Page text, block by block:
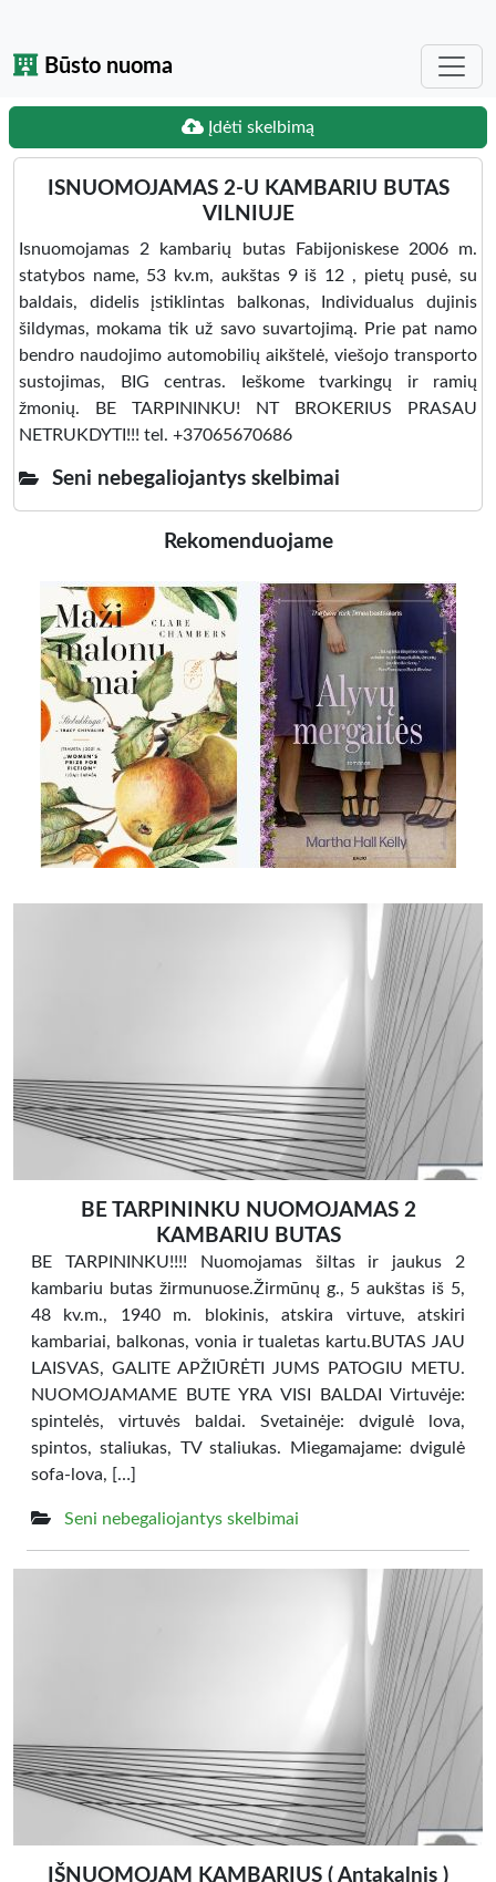
Būsto nuoma
Įdėti skelbimą
ISNUOMOJAMAS 2-U KAMBARIU BUTAS
VILNIUJE
Isnuomojamas 2 kambarių butas Fabijoniskese 2006 m.
statybos name, 53 kv.m, aukštas 9 iš 12 , pietų pusė, su
baldais, didelis įstiklintas balkonas, Individualus dujinis
šildymas, mokama tik už savo suvartojimą. Prie pat namo
bendro naudojimo automobilių aikštelė, viešojo transporto
sustojimas, BIG centras. Ieškome tvarkingų ir ramių
žmonių. BE TARPININKU! NT BROKERIUS PRASAU
NETRUKDYTI!!! tel. +37065670686
Seni nebegaliojantys skelbimai
Rekomenduojame
BE TARPININKU NUOMOJAMAS 2
KAMBARIU BUTAS
BE TARPININKU!!!! Nuomojamas šiltas ir jaukus 2
kambariu butas žirmunuose.Žirmūnų g., 5 aukštas iš 5,
48 kv.m., 1940 m. blokinis, atskira virtuve, atskiri
kambariai, balkonas, vonia ir tualetas kartu.BUTAS JAU
LAISVAS, GALITE APŽIŪRĖTI JUMS PATOGIU METU.
NUOMOJAMAME BUTE YRA VISI BALDAI Virtuvėje:
spintelės, virtuvės baldai. Svetainėje: dvigulė lova,
spintos, staliukas, TV staliukas. Miegamajame: dvigulė
sofa-lova, […]
Seni nebegaliojantys skelbimai
IŠNUOMOJAM KAMBARIUS ( Antakalnis )